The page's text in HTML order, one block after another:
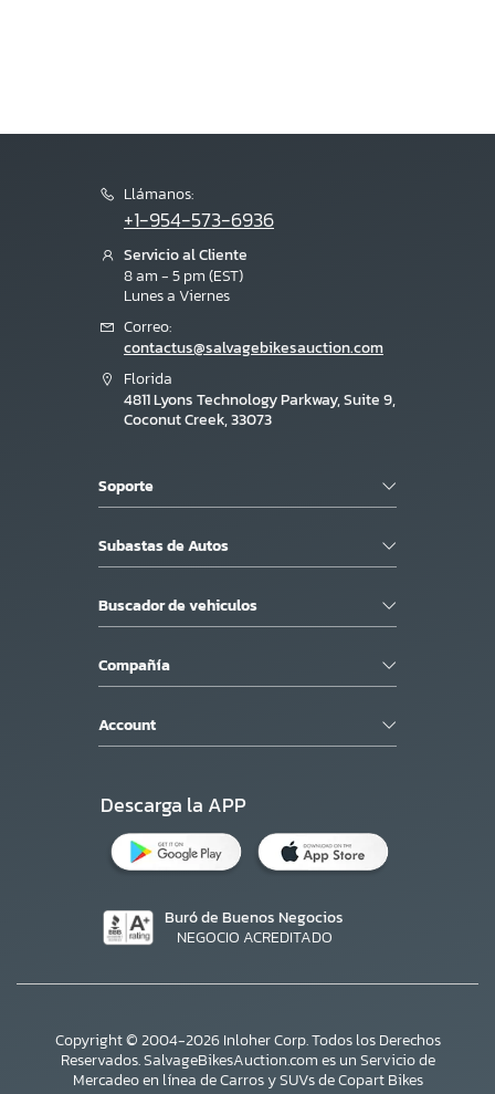
Llámanos:
+1-954-573-6936
Servicio al Cliente
8 am - 5 pm (EST)
Lunes a Viernes
Correo:
contactus@salvagebikesauction.com
Florida
4811 Lyons Technology Parkway, Suite 9,
Coconut Creek, 33073
Soporte
Subastas de Autos
Buscador de vehiculos
Compañía
Account
Descarga la APP
Buró de Buenos Negocios
NEGOCIO ACREDITADO
Copyright © 2004-2026 Inloher Corp. Todos los Derechos
Reservados. SalvageBikesAuction.com es un Servicio de
Mercadeo en línea de Carros y SUVs de Copart Bikes